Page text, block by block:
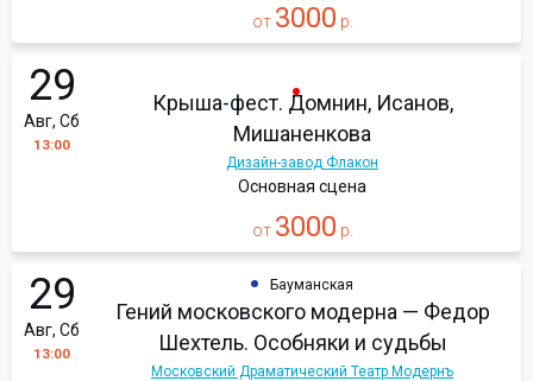
от 3000 р.
29
Авг, Сб
13:00
Крыша-фест. Домнин, Исанов,
Мишаненкова
Дизайн-завод Флакон
Основная сцена
от 3000 р.
29
Авг, Сб
13:00
Бауманская
Гений московского модерна — Федор
Шехтель. Особняки и судьбы
Московский Драматический Театр Модернъ